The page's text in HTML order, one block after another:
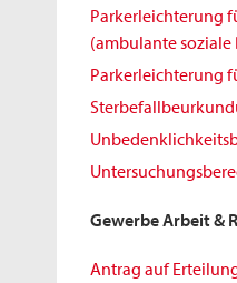
Parkerleichterung
(ambulante soziale
Parkerleichterung
Gewerbe Arbeit &
Antrag auf